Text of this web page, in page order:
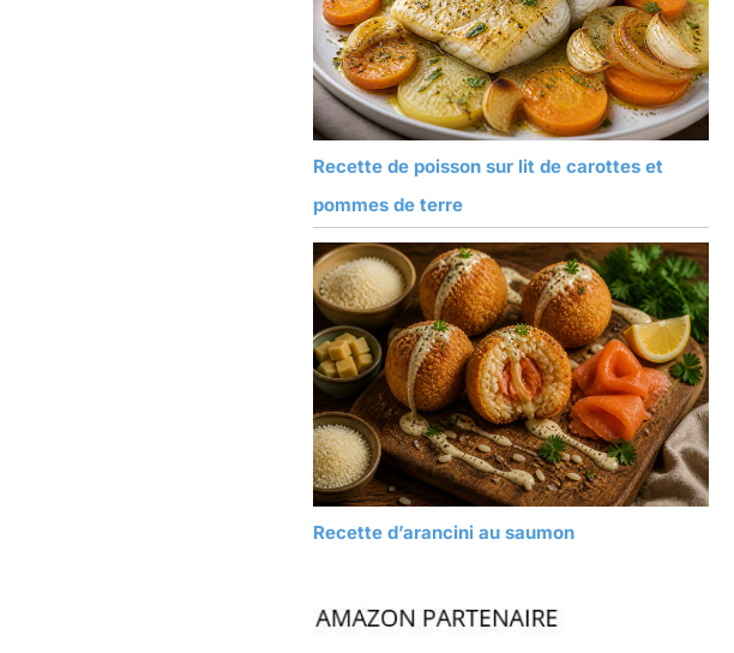
Recette de poisson sur lit de carottes et
pommes de terre
Recette d’arancini au saumon